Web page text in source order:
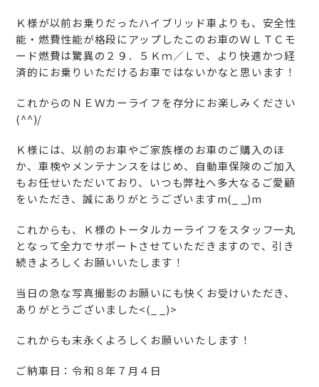
Ｋ様が以前お乗りだったハイブリッド車よりも、安全性
能・燃費性能が格段にアップしたこのお車のＷＬＴＣモ
ード燃費は驚異の２９．５Ｋｍ／Ｌで、より快適かつ経
済的にお乗りいただけるお車ではないかなと思います！
これからのＮＥＷカーライフを存分にお楽しみください
(^^)/
Ｋ様には、以前のお車やご家族様のお車のご購入のほ
か、車検やメンテナンスをはじめ、自動車保険のご加入
もお任せいただいており、いつも弊社へ多大なるご愛顧
をいただき、誠にありがとうございますm(_ _)m
これからも、Ｋ様のトータルカーライフをスタッフ一丸
となって全力でサポートさせていただきますので、引き
続きよろしくお願いいたします！
当日の急な写真撮影のお願いにも快くお受けいただき、
ありがとうございました<(_ _)>
これからも末永くよろしくお願いいたします！
ご納車日：令和８年７月４日